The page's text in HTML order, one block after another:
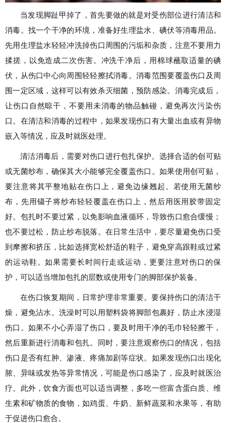
当发现脚趾甲掉了，首先要做的就是对受伤部位进行清洁和
消毒。找一个干净的环境，准备好生理盐水、碘伏等消毒用品。
先用生理盐水轻轻冲洗掉伤口周围的污垢和杂质，注意不要用力
揉搓，以免造成二次伤害。冲洗干净后，用棉球蘸取适量的碘
伏，从伤口中心向周围轻轻擦拭消毒。消毒范围要覆盖伤口及周
围一定区域，这样可以有效杀灭细菌，预防感染。消毒完成后，
让伤口自然晾干，不要用未消毒的物品触碰，避免再次污染伤
口。在清洁和消毒的过程中，如果发现伤口有大量出血或有异物
嵌入等情况，应及时就医处理。
清洁消毒后，需要对伤口进行包扎保护。选择合适的创可贴
或无菌纱布，确保其大小能够完全覆盖伤口。如果使用创可贴，
要注意将其平整地贴在伤口上，避免边缘翘起。若使用无菌纱
布，先用镊子将纱布轻轻覆盖在伤口上，然后用医用胶带固定
好。包扎时不要过紧，以免影响血液循环，导致伤口愈合缓慢；
也不要过松，防止纱布脱落。在日常生活中，要尽量避免伤口受
到摩擦和挤压，比如选择宽松舒适的鞋子，避免穿高跟鞋或过紧
的运动鞋。如果需要长时间行走或运动，更要注意对伤口的保
护，可以适当增加包扎的层数或使用专门的脚部保护装备。
在伤口恢复期间，日常护理非常重要。要保持伤口的清洁干
燥，避免沾水。洗澡时可以用塑料袋将脚部包裹好，防止水浸湿
伤口。如果不小心弄湿了伤口，要及时用干净的毛巾轻轻擦干，
然后重新进行消毒和包扎。同时，要注意观察伤口的情况，包括
伤口是否有红肿、渗液、疼痛加剧等症状。如果发现伤口出现化
脓、异味或发热等异常情况，可能是伤口感染了，应及时就医治
疗。此外，饮食方面也可以适当调整，多吃一些富含蛋白质、维
生素和矿物质的食物，如鸡蛋、牛奶、新鲜蔬菜和水果等，有助
于促进伤口愈合。